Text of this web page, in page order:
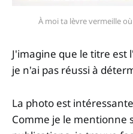
À moi ta lèvre vermeille
J'imagine que le titre
je n'ai pas réussi à
La photo est
Comme je le mentionne